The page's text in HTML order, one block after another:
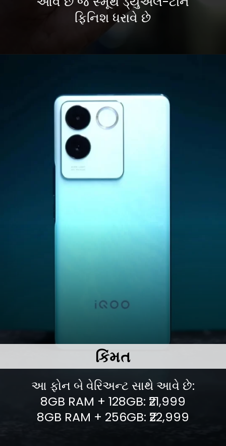
ફિનિશ ધરાવે છે
કિંમત
આ ફોન બે વેરિઅન્ટ સાથે આવે છે:
8GB RAM + 128GB: ₹21,999
8GB RAM + 256GB: ₹22,999